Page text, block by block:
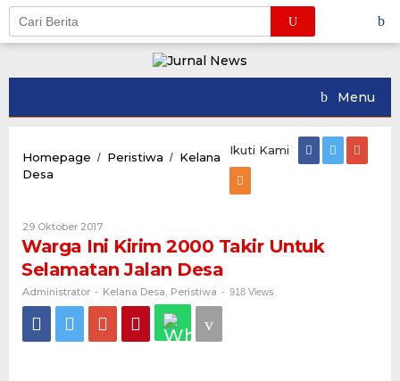
Skip
content
Menu
Homepage / Peristiwa / Kelana
Desa
2000
Untuk
Selamatan
Jalan
Ikuti Kami
29 Oktober 2017Oleh
Administrator
Warga Ini Kirim 2000 Takir Untuk
Selamatan Jalan Desa
Administrator - Kelana Desa Peristiwa - 918 Views